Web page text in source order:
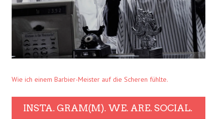
Wie ich einem Barbier-Meister auf die Scheren fühlte.
INSTA. GRAM(M). WE. ARE. SOCIAL.